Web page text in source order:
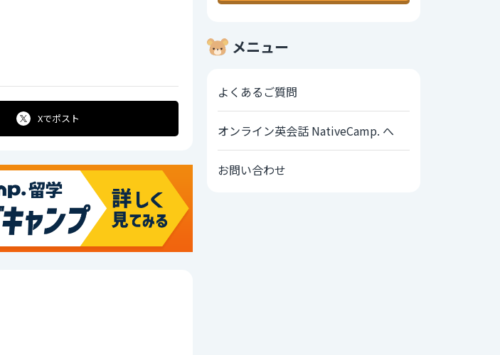
Xでポスト
メニュー
よくあるご質問
オンライン英会話 NativeCamp. へ
お問い合わせ